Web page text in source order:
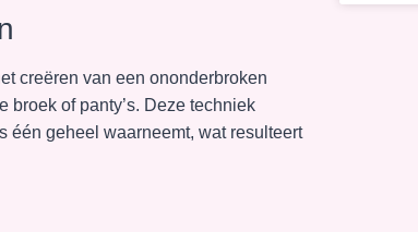
creëren van een ononderbroken
of panty’s. Deze techniek
één geheel waarneemt, wat resulteert